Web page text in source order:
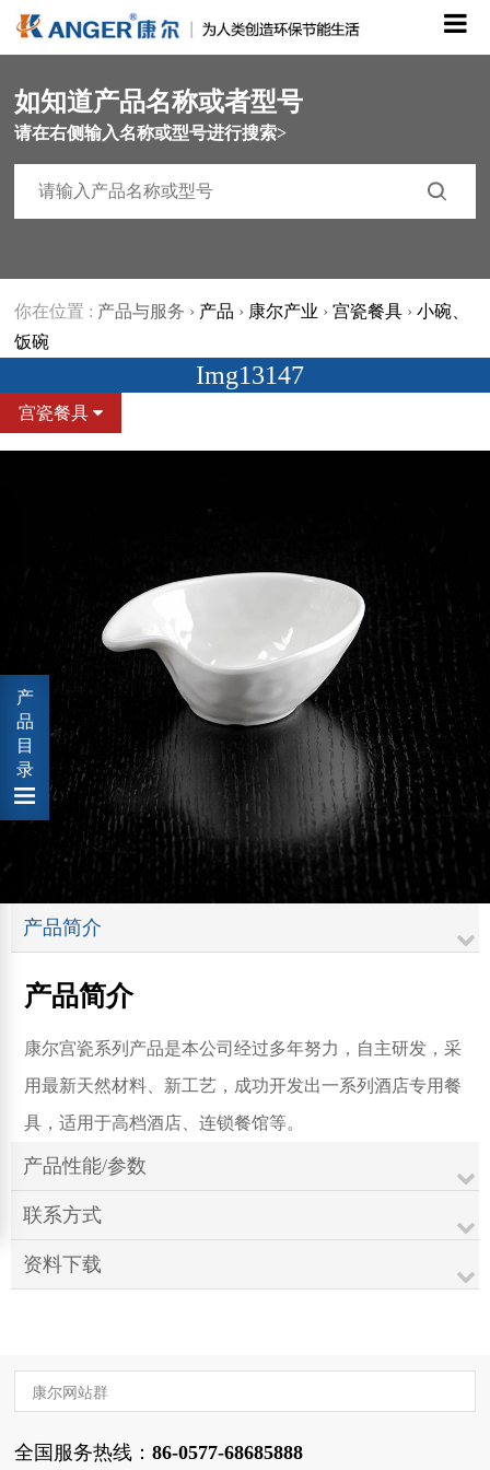
如知道产品名称或者型号
请在右侧输入名称或型号进行搜索>
产
品
目
录
你在位置 : 产品与服务 › 产品 › 康尔产业 ›宫瓷餐具 ›小碗、
饭碗
Img13147
宫瓷餐具
产品简介
产品简介
康尔宫瓷系列产品是本公司经过多年努力，自主研发，采
用最新天然材料、新工艺，成功开发出一系列酒店专用餐
具，适用于高档酒店、连锁餐馆等。
产品性能/参数
联系方式
资料下载
康尔网站群
全国服务热线：86-0577-68685888